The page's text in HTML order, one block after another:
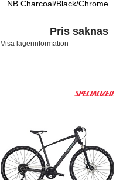
NB Charcoal/Black/Chrome
Pris saknas
Visa lagerinformation